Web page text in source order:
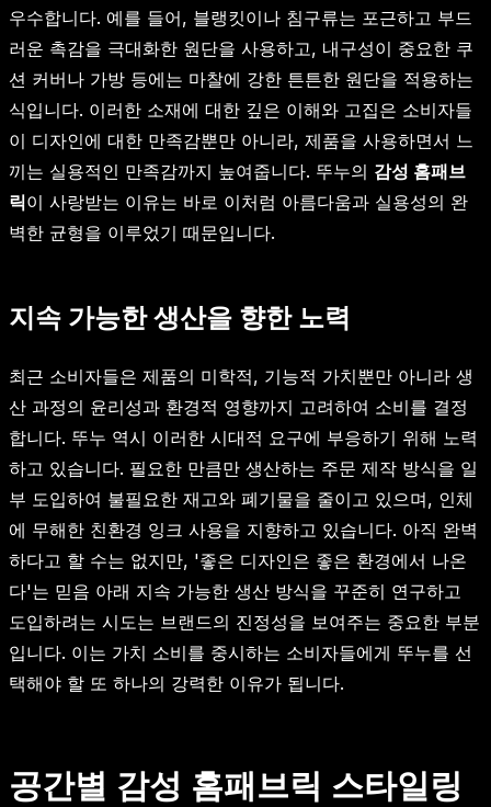
우수합니다. 예를 들어, 블랭킷이나 침구류는 포근하고 부드
러운 촉감을 극대화한 원단을 사용하고, 내구성이 중요한 쿠
션 커버나 가방 등에는 마찰에 강한 튼튼한 원단을 적용하는
식입니다. 이러한 소재에 대한 깊은 이해와 고집은 소비자들
이 디자인에 대한 만족감뿐만 아니라, 제품을 사용하면서 느
끼는 실용적인 만족감까지 높여줍니다. 뚜누의 감성 홈패브
릭이 사랑받는 이유는 바로 이처럼 아름다움과 실용성의 완
벽한 균형을 이루었기 때문입니다.
지속 가능한 생산을 향한 노력
최근 소비자들은 제품의 미학적, 기능적 가치뿐만 아니라 생
산 과정의 윤리성과 환경적 영향까지 고려하여 소비를 결정
합니다. 뚜누 역시 이러한 시대적 요구에 부응하기 위해 노력
하고 있습니다. 필요한 만큼만 생산하는 주문 제작 방식을 일
부 도입하여 불필요한 재고와 폐기물을 줄이고 있으며, 인체
에 무해한 친환경 잉크 사용을 지향하고 있습니다. 아직 완벽
하다고 할 수는 없지만, '좋은 디자인은 좋은 환경에서 나온
다'는 믿음 아래 지속 가능한 생산 방식을 꾸준히 연구하고
도입하려는 시도는 브랜드의 진정성을 보여주는 중요한 부분
입니다. 이는 가치 소비를 중시하는 소비자들에게 뚜누를 선
택해야 할 또 하나의 강력한 이유가 됩니다.
공간별 감성 홈패브릭 스타일링